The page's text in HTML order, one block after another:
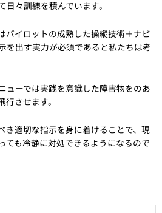
々訓練を積んでいます。
パイロットの成熟した操縦技術＋ナビ
を出す実力が必須であると私たちは考
ューでは実践を意識した障害物をのあ
させます。
き適切な指示を身に着けることで、現
ても冷静に対処できるようになるので